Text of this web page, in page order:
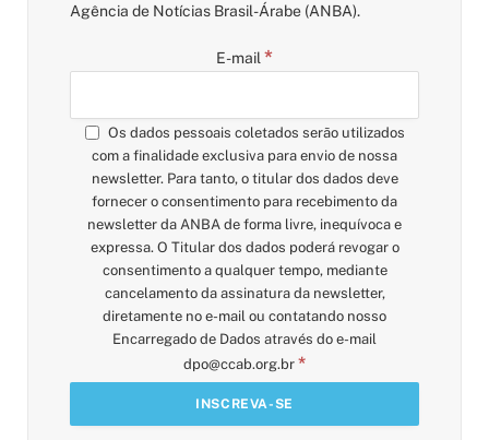
Agência de Notícias Brasil-Árabe (ANBA).
E-mail *
Os dados pessoais coletados serão utilizados
com a finalidade exclusiva para envio de nossa
newsletter. Para tanto, o titular dos dados deve
fornecer o consentimento para recebimento da
newsletter da ANBA de forma livre, inequívoca e
expressa. O Titular dos dados poderá revogar o
consentimento a qualquer tempo, mediante
cancelamento da assinatura da newsletter,
diretamente no e-mail ou contatando nosso
Encarregado de Dados através do e-mail
dpo@ccab.org.br *